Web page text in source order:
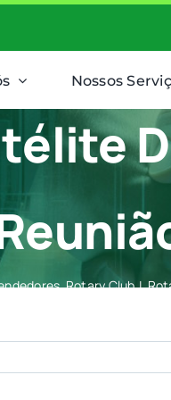
Nossos
Rotary Club